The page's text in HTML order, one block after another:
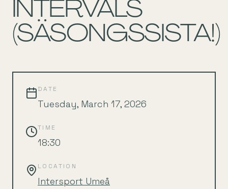
INTERVALS
(SÄSONGSSISTA!)
DATE
Tuesday, March 17, 2026
TIME
18:30
LOCATION
Intersport Umeå